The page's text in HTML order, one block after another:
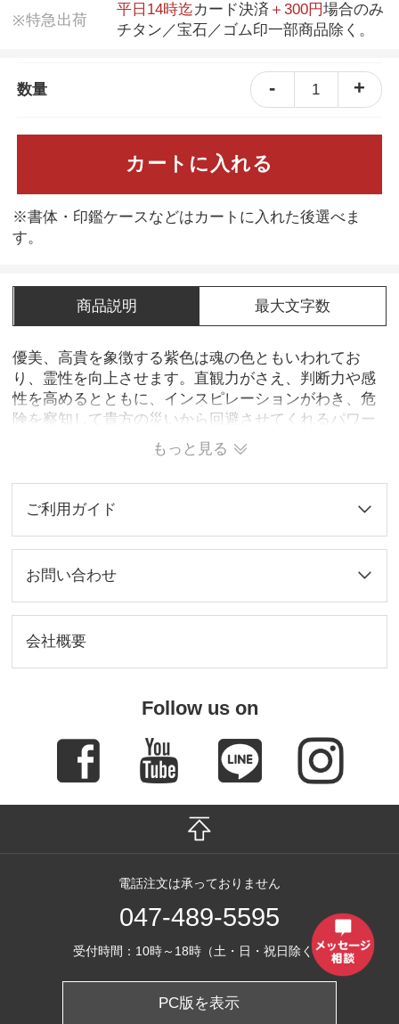
※特急出荷
平日14時迄カード決済 ＋300円場合のみ
チタン／宝石／ゴム印一部商品除く。
数量 - 1 +
カートに入れる
※書体・印鑑ケースなどはカートに入れた後選べま
す。
商品説明 最大文字数
優美、高貴を象徴する紫色は魂の色ともいわれてお
り、霊性を向上させます。直観力がさえ、判断力や感
性を高めるとともに、インスピレーションがわき、危
険を察知して貴方の災いから回避させてくれるパワー
を授けてくれるといいます。そのアメジストは「司教
の石」と呼ばれ、カトリックの司教が好んで身に着け
ていました。
※1週間後の出荷となります！
もっと見る
ご利用ガイド
お問い合わせ
会社概要
Follow us on
電話注文は承っておりません
047-489-5595
受付時間：10時～18時（土・日・祝日除く）
PC版を表示